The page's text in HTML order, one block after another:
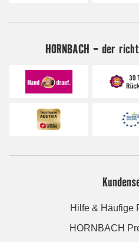
HORNBACH - der
Hilfe & Häufige
HORNBACH